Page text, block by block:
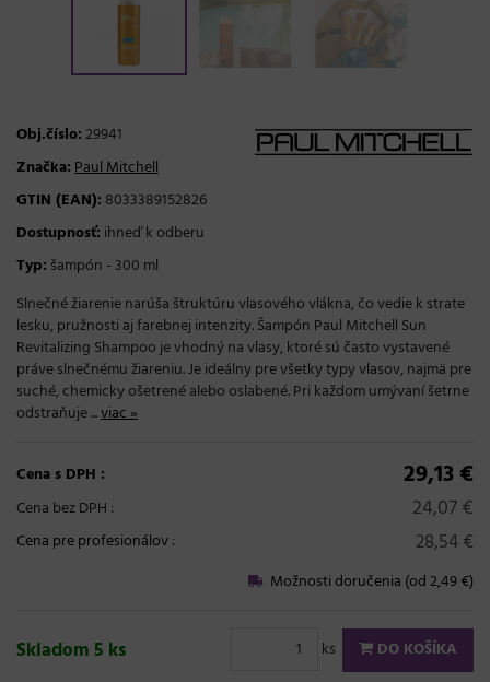
Obj.číslo:29941
Značka:Paul Mitchell
GTIN (EAN): 8033389152826
Dostupnosť: ihneď k odberu
Typ: šampón - 300 ml
Slnečné žiarenie narúša štruktúru vlasového vlákna, čo vedie k strate
lesku, pružnosti aj farebnej intenzity. Šampón Paul Mitchell Sun
Revitalizing Shampoo je vhodný na vlasy, ktoré sú často vystavené
práve slnečnému žiareniu. Je ideálny pre všetky typy vlasov, najmä pre
suché, chemicky ošetrené alebo oslabené. Pri každom umývaní šetrne
odstraňuje ...viac »
Cena s DPH : 29,13 €
Cena bez DPH : 24,07 €
Cena pre profesionálov: 28,54 €
Možnosti doručenia (od 2,49 €)
Skladom 5 ks ks DO KOŠÍKA